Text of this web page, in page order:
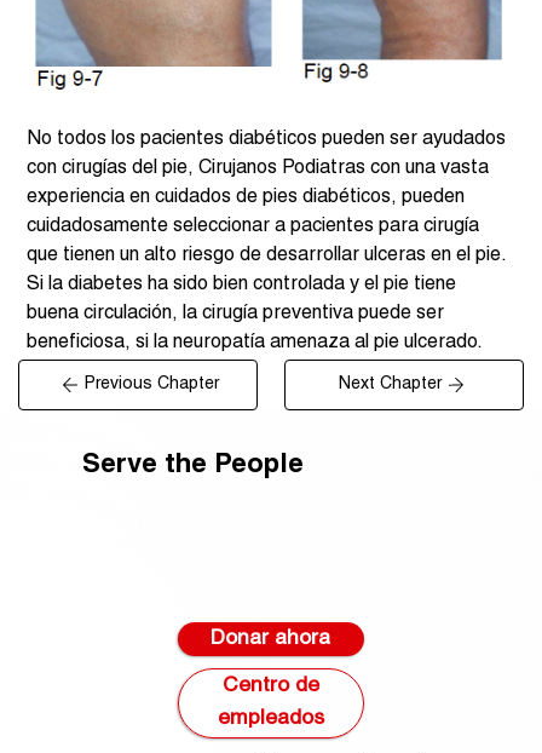
No todos los pacientes diabéticos pueden ser ayudados
con cirugías del pie, Cirujanos Podiatras con una vasta
experiencia en cuidados de pies diabéticos, pueden
cuidadosamente seleccionar a pacientes para cirugía
que tienen un alto riesgo de desarrollar ulceras en el pie.
Si la diabetes ha sido bien controlada y el pie tiene
buena circulación, la cirugía preventiva puede ser
beneficiosa, si la neuropatía amenaza al pie ulcerado.
Previous Chapter Next Chapter
Serve the People
Donar ahora
Centro de
empleados